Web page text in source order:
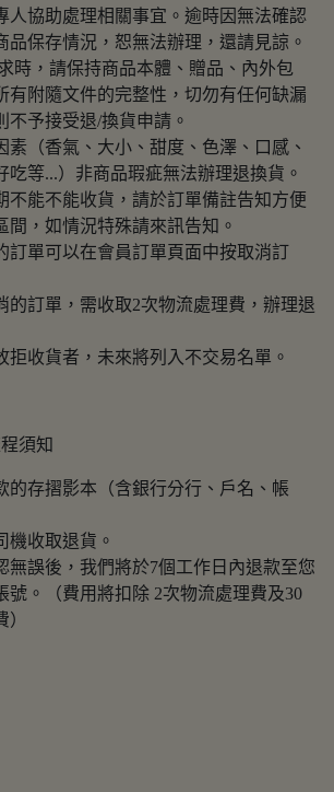
人協助處理相關事宜。逾時因無法確認
品保存情況，恕無法辦理，還請見諒。
時，請保持商品本體、贈品、內外包
有附隨文件的完整性，切勿有任何缺漏
不予接受退/換貨申請。
素（香氣、大小、甜度、色澤、口感、
吃等...）非商品瑕疵無法辦理退換貨。
不能不能收貨，請於訂單備註告知方便
間，如情況特殊請來訊告知。
訂單可以在會員訂單頁面中按取消訂
的訂單，需收取2次物流處理費，辦理退
拒收貨者，未來將列入不交易名單。
須知
的存摺影本（含銀行分行、戶名、帳
機收取退貨。
無誤後，我們將於7個工作日內退款至您
號。（費用將扣除 2次物流處理費及30